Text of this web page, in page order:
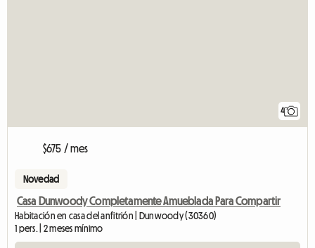
4
$675 / mes
Novedad
Casa Dunwoody Completamente Amueblada Para Compartir
Habitación en casa del anfitrión | Dunwoody (30360)
1 pers. | 2 meses mínimo